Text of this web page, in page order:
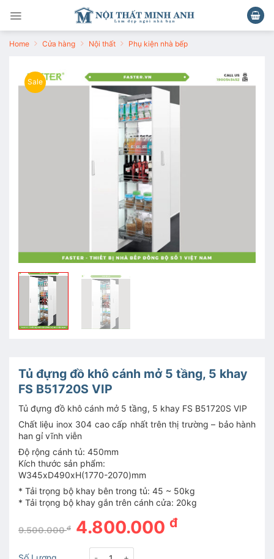
đến
nội
dung
Home Cửa hàng Nội thất Phụ kiện nhà bếp
Sale
Tủ đựng đồ khô cánh mở 5 tầng, 5 khay
FS B51720S VIP
Tủ đựng đồ khô cánh mở 5 tầng, 5 khay FS B51720S VIP
Chất liệu inox 304 cao cấp nhất trên thị trường – bảo hành
han gỉ vĩnh viễn
Độ rộng cánh tủ: 450mm
Kích thước sản phẩm:
W345xD490xH(1770-2070)mm
* Tải trọng bộ khay bên trong tủ: 45 ~ 50kg
* Tải trọng bộ khay gắn trên cánh cửa: 20kg
9.500.000đ 4.800.000đ
Tủ đựng đồ khô cánh mở 5 tầng, 5 khay FS